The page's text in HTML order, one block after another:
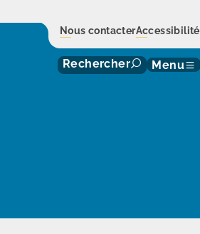
Nous contacterAccessibilité
Rechercher Menu